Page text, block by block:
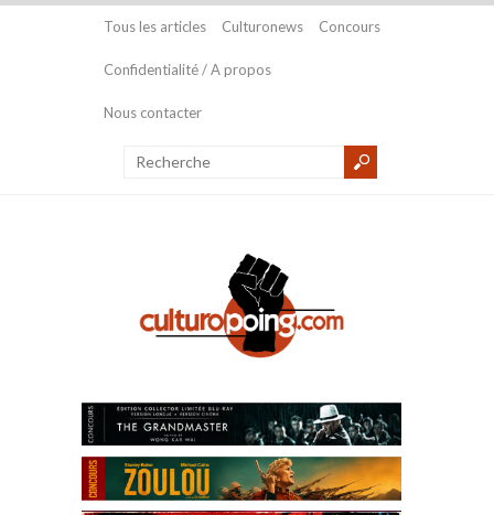
Tous les articles Culturonews Concours
Confidentialité / A propos
Nous contacter